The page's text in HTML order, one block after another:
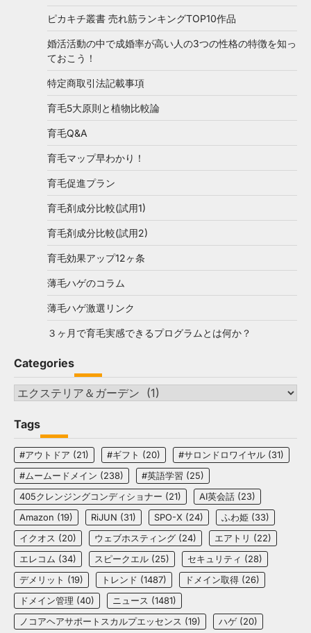
ピカキチ叢書 売れ筋ランキングTOP10作品
婚活活動の中で成婚率が高い人の3つの性格の特徴を知っ
ておこう！
特定商取引法記載事項
育毛5大原則と植物比較論
育毛Q&A
育毛マップ早わかり！
育毛促進プラン
育毛剤成分比較(試用1)
育毛剤成分比較(試用2)
育毛効果アップ12ヶ条
薄毛ハゲのコラム
薄毛ハゲ激選リンク
３ヶ月で育毛実感できるプログラムとは何か？
Categories
Categories
Tags
#アウトドア (21) #ギフト (20) #サロンドロワイヤル (31)
#ムームードメイン (238) #英語学習 (25)
405クレンジングコンディショナー (21) AI英会話 (23)
Amazon (19) RiJUN (31) SPO-X (24) ふわ姫 (33)
イクオス (20) ウェブホスティング (24) エアトリ (22)
エレコム (34) スピークエル (25) セキュリティ (28)
デメリット (19) トレンド (1487) ドメイン取得 (26)
ドメイン管理 (40) ニュース (1481)
ノコアヘアサポートスカルプエッセンス (19) ハゲ (20)